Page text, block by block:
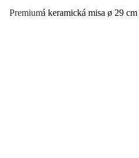
Premium